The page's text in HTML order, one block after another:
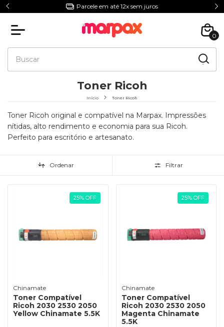
Parcele em até 12x sem juros
0
Toner Ricoh
Início Toner Ricoh
Toner Ricoh original e compatível na Marpax. Impressões
nítidas, alto rendimento e economia para sua Ricoh.
Perfeito para escritório e artesanato.
Ordenar Filtrar
25% OFF
Chinamate
Toner Compatível
Ricoh 2030 2530 2050
Yellow Chinamate 5.5K
25% OFF
Chinamate
Toner Compatível
Ricoh 2030 2530 2050
Magenta Chinamate
5.5K